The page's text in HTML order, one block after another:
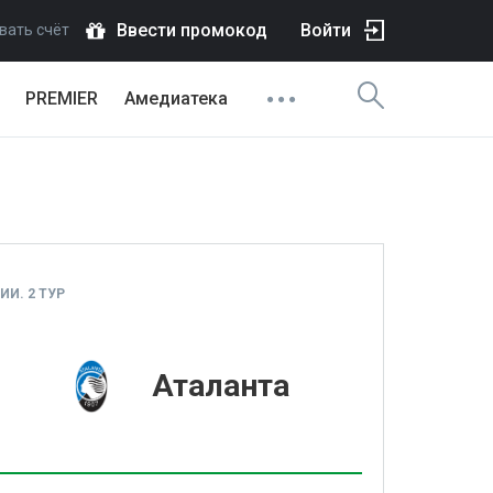
счёт Ввести промокод Войти
PREMIER Амедиатека
2 ТУР
Аталанта